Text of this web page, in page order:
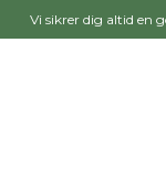
Vi sikrer dig altid en